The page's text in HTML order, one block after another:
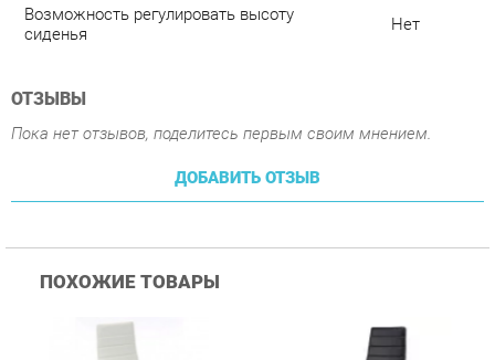
ДОБАВИТЬ ОТЗЫВ
ПОХОЖИЕ ТОВАРЫ
Стул Цвет мебели F261-